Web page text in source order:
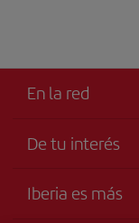
En la red
De tu interés
Accesibilidad
Iberia es más